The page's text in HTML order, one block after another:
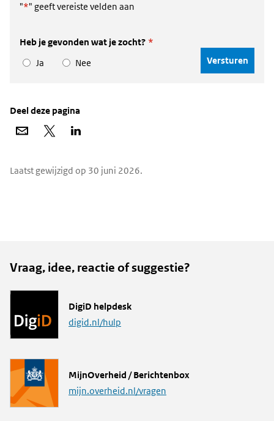
"*" geeft vereiste velden aan
Heb je gevonden wat je zocht? *
Ja
Nee
Deel deze pagina
Deel
Deel
Widgetruimte
Laatst gewijzigd op 30 juni 2026.
Vraag, idee, reactie of suggestie?
L
i
DigiD helpdesk
digid.nl/hulp
L
i
MijnOverheid / Berichtenbox
mijn.overheid.nl/vragen